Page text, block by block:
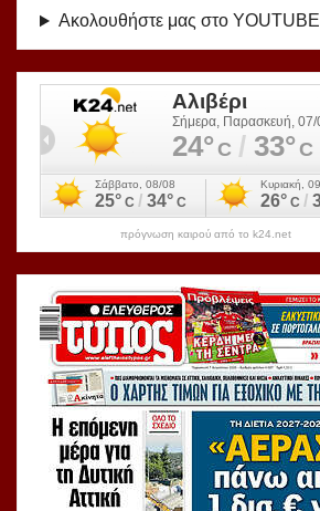
Ακολουθήστε μας στο YOUTUBE
πρόγνωση καιρού από το k24.net